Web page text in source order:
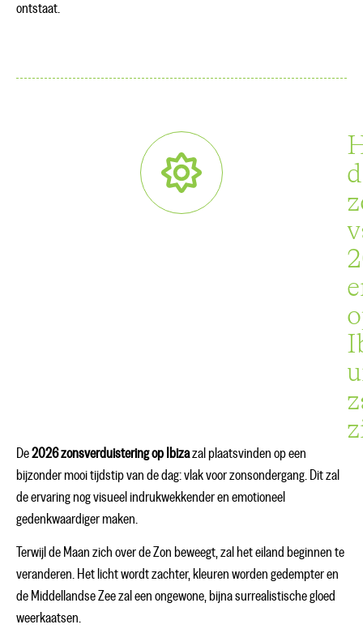
ontstaat.
De2026 zonsverduistering op Ibizazal plaatsvinden op een
bijzonder mooi tijdstip van de dag: vlak voor zonsondergang. Dit zal
de ervaring nog visueel indrukwekkender en emotioneel
gedenkwaardiger maken.
Terwijl de Maan zich over de Zon beweegt, zal het eiland beginnen te
veranderen. Het licht wordt zachter, kleuren worden gedempter en
de Middellandse Zee zal een ongewone, bijna surrealistische gloed
weerkaatsen.